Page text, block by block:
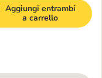
Aggiungi entrambi
a carrello